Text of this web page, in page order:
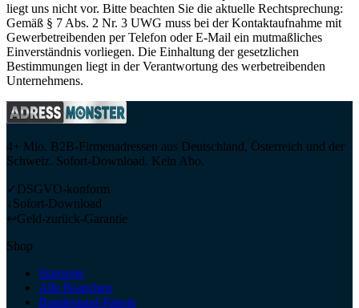
liegt uns nicht vor. Bitte beachten Sie die aktuelle Rechtsprechung:
Gemäß § 7 Abs. 2 Nr. 3 UWG muss bei der Kontaktaufnahme mit
Gewerbetreibenden per Telefon oder E-Mail ein mutmaßliches
Einverständnis vorliegen. Die Einhaltung der gesetzlichen
Bestimmungen liegt in der Verantwortung des werbetreibenden
Unternehmens.
4+ Mio. B2B-Firmenadressen aus Deutschland, Österreich und der
Schweiz. Sofort-Download. Kein Abo.
✓ DSGVO-konform
↓Sofort-Download
↩Geld-zurück-Garantie
Shop
Startseite
Alle Branchen
Bundesland-Pakete